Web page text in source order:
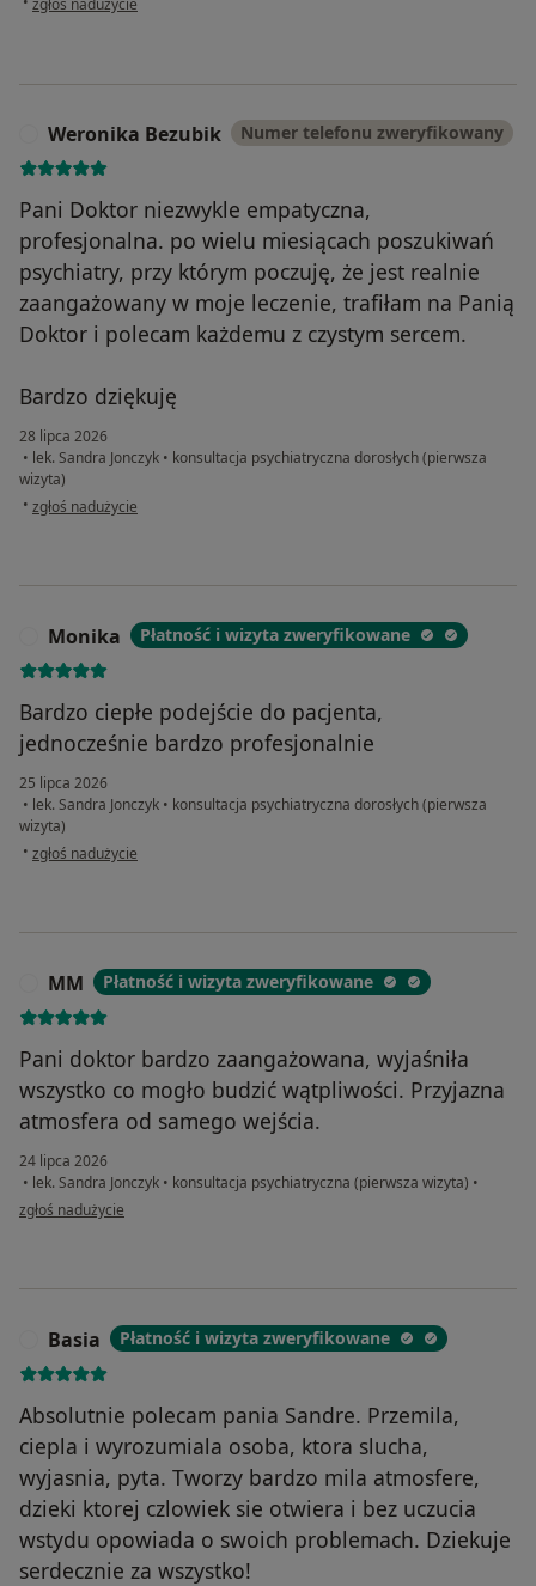
zgłoś nadużycie
Weronika Bezubik Numer telefonu zweryfikowany
Pani Doktor niezwykle empatyczna,
profesjonalna. po wielu miesiącach poszukiwań
psychiatry, przy którym poczuję, że jest realnie
zaangażowany w moje leczenie, trafiłam na Panią
Doktor i polecam każdemu z czystym sercem.
Bardzo dziękuję
28 lipca 2026
• lek. Sandra Jonczyk • konsultacja psychiatryczna dorosłych (pierwsza
wizyta)
• w opinii użytkownika Weronika Bezubik
zgłoś nadużycie
Monika Płatność i wizyta zweryfikowane
Bardzo ciepłe podejście do pacjenta,
jednocześnie bardzo profesjonalnie
25 lipca 2026
• lek. Sandra Jonczyk • konsultacja psychiatryczna dorosłych (pierwsza
wizyta)
• w opinii użytkownika Monika
zgłoś nadużycie
MM Płatność i wizyta zweryfikowane
Pani doktor bardzo zaangażowana, wyjaśniła
wszystko co mogło budzić wątpliwości. Przyjazna
atmosfera od samego wejścia.
24 lipca 2026
• lek. Sandra Jonczyk • konsultacja psychiatryczna (pierwsza wizyta) •
w opinii użytkownika MM
zgłoś nadużycie
Basia Płatność i wizyta zweryfikowane
Absolutnie polecam pania Sandre. Przemila,
ciepla i wyrozumiala osoba, ktora slucha,
wyjasnia, pyta. Tworzy bardzo mila atmosfere,
dzieki ktorej czlowiek sie otwiera i bez uczucia
wstydu opowiada o swoich problemach. Dziekuje
serdecznie za wszystko!